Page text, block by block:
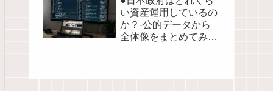
い資産運用しているの
か？-公的データから
全体像をまとめてみま